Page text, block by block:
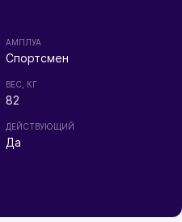
АМПЛУА
Спортсмен
ВЕС, КГ
82
ДЕЙСТВУЮЩИЙ
Да